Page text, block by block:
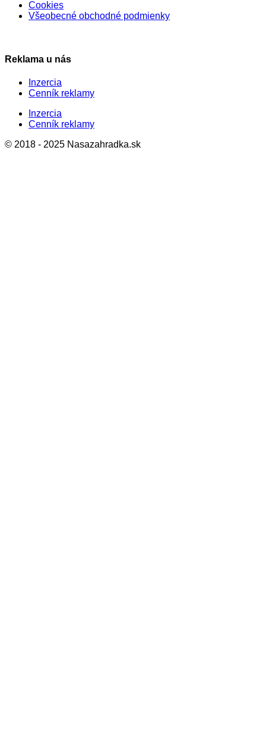
Cookies
Všeobecné obchodné podmienky
Reklama u nás
Inzercia
Cenník reklamy
Inzercia
Cenník reklamy
© 2018 - 2025 Nasazahradka.sk